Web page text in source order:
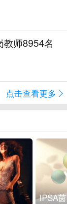
教师8954名
点击查看更多